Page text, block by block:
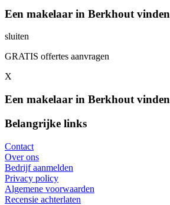
Een makelaar in Berkhout vinden
sluiten
GRATIS offertes aanvragen
X
Een makelaar in Berkhout vinden
Belangrijke links
Contact
Over ons
Bedrijf aanmelden
Privacy policy
Algemene voorwaarden
Recensie achterlaten